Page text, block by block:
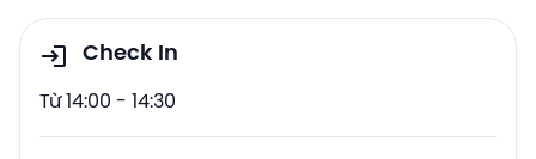
Check In
Từ 14:00 - 14:30